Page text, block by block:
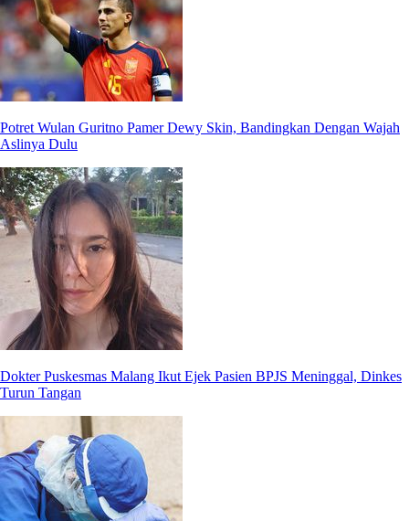
Potret Wulan Guritno Pamer Dewy Skin, Bandingkan Dengan Wajah
Aslinya Dulu
Dokter Puskesmas Malang Ikut Ejek Pasien BPJS Meninggal, Dinkes
Turun Tangan